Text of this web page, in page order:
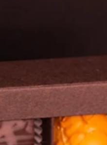
beste Qualität durch
zu bieten ist unser
Bitte besuchen Sie